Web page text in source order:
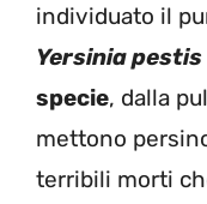
individuato il
Yersinia pestis
specie, dalla
mettono
terribili morti